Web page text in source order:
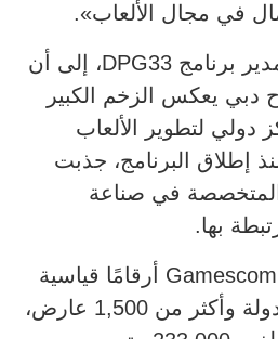
في مجال الألعاب».
وأشار فيصل قاظم، مدير برنامج DPG33، إلى أن
دبي يعكس الزخم الكبير
دولي لتطوير الألعاب
إطلاق البرنامج، جذبت
في صناعة
بها.
وسجل معرض Gamescom 2025 أرقامًا قياسية
جديدة، بمشاركة 72 دولة وأكثر من 1,500 عارض،